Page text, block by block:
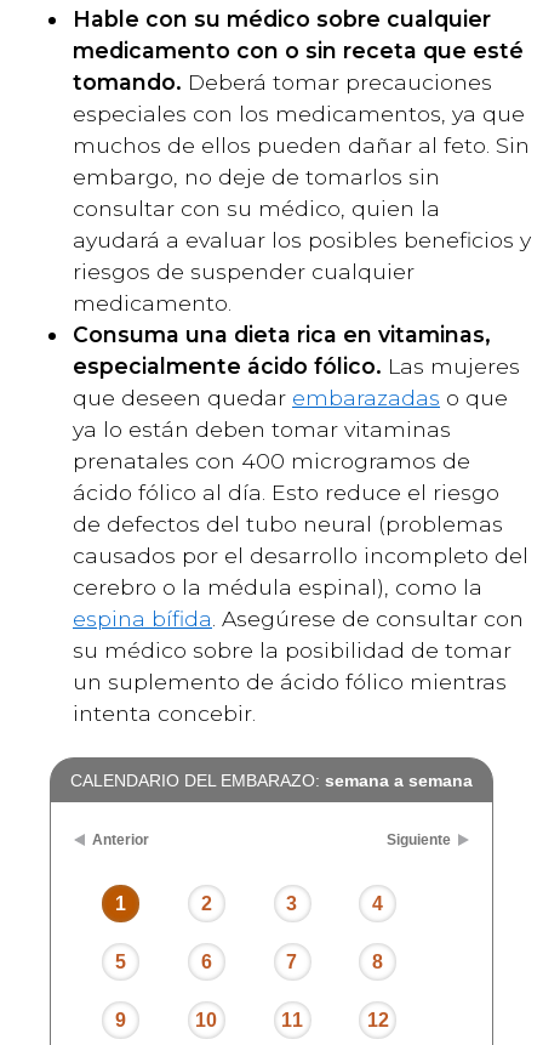
Hable con su médico sobre cualquier
medicamento con o sin receta que esté
tomando. Deberá tomar precauciones
especiales con los medicamentos, ya que
muchos de ellos pueden dañar al feto. Sin
embargo, no deje de tomarlos sin
consultar con su médico, quien la
ayudará a evaluar los posibles beneficios y
riesgos de suspender cualquier
medicamento.
Consuma una dieta rica en vitaminas,
especialmente ácido fólico. Las mujeres
que deseen quedar embarazadas o que
ya lo están deben tomar vitaminas
prenatales con 400 microgramos de
ácido fólico al día. Esto reduce el riesgo
de defectos del tubo neural (problemas
causados por el desarrollo incompleto del
cerebro o la médula espinal), como la
espina bífida . Asegúrese de consultar con
su médico sobre la posibilidad de tomar
un suplemento de ácido fólico mientras
intenta concebir.
CALENDARIO DEL EMBARAZO: semana a semana
Anterior Siguiente
1 2 3 4
5 6 7 8
9 10 11 12